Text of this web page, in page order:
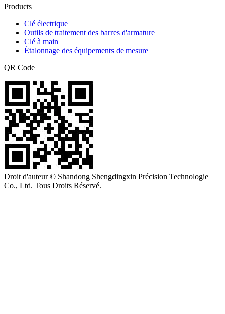
Products
Clé électrique
Outils de traitement des barres d'armature
Clé à main
Étalonnage des équipements de mesure
QR Code
Droit d'auteur © Shandong Shengdingxin Précision Technologie
Co., Ltd. Tous Droits Réservé.